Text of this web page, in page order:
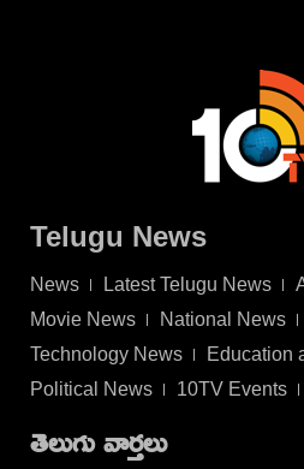
Telugu News
News Latest Telugu News
Movie News
National News
Technology News
Education
Political News
10TV Events
తెలుగు వార్తలు